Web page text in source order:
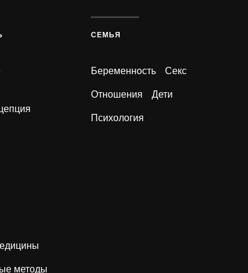
СЕМЬЯ
Беременность Секс
Отношения Дети
Психология
методы